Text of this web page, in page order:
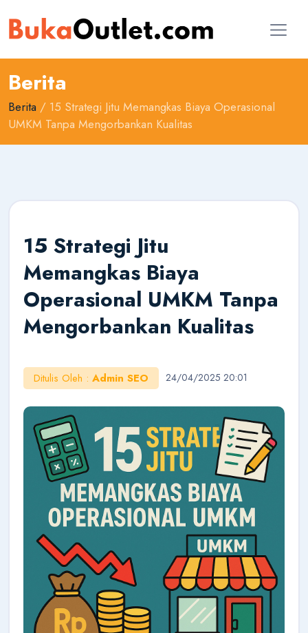
Berita
Berita / 15 Strategi Jitu Memangkas Biaya Operasional
UMKM Tanpa Mengorbankan Kualitas
15 Strategi Jitu
Memangkas Biaya
Operasional UMKM Tanpa
Mengorbankan Kualitas
Ditulis Oleh : Admin SEO 24/04/2025 20:01
AI Konsultan
Online
Halo!
Saya AI Konsultan BukaOutlet. Siap membantu
seputar kemitraan, bisnis, dan outlet.
Cara Jadi Mitra Lihat Outlet
Cek Budget